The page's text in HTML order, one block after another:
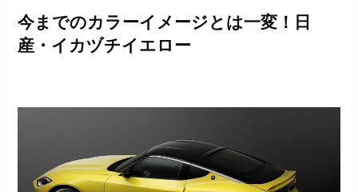
今までのカラーイメージとは一変！日
産・イカヅチイエロー